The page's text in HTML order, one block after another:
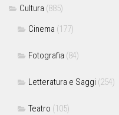
Cultura (885)
Cinema (177)
Fotografia (84)
Letteratura e Saggi (254)
Teatro (105)